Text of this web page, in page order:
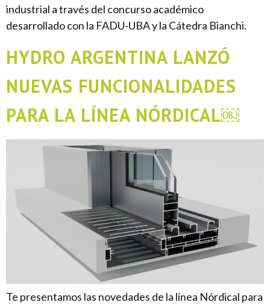
industrial a través del concurso académico
desarrollado con la FADU-UBA y la Cátedra Bianchi.
HYDRO ARGENTINA LANZÓ
NUEVAS FUNCIONALIDADES
PARA LA LÍNEA NÓRDICAL￼
Te presentamos las novedades de la línea Nórdical para